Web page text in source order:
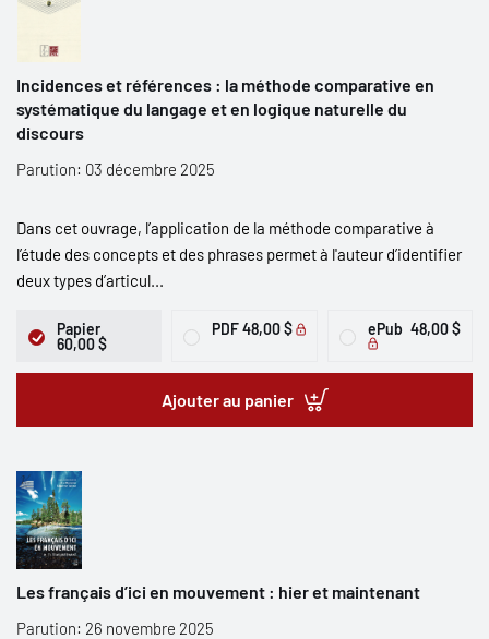
Incidences et références : la méthode comparative en
systématique du langage et en logique naturelle du
discours
Parution: 03 décembre 2025
Dans cet ouvrage, l’application de la méthode comparative à
l’étude des concepts et des phrases permet à l'auteur d’identifier
deux types d’articul...
Papier
60,00 $
PDF48,00 $ ePub 48,00 $
Ajouter au panier
Les français d’ici en mouvement : hier et maintenant
Parution: 26 novembre 2025